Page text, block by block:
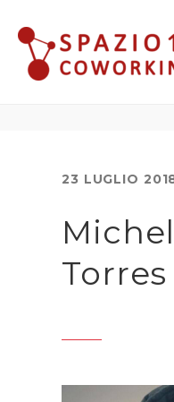
23 LUGLIO
Torres